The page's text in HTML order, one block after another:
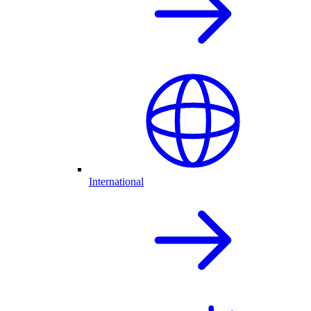
International